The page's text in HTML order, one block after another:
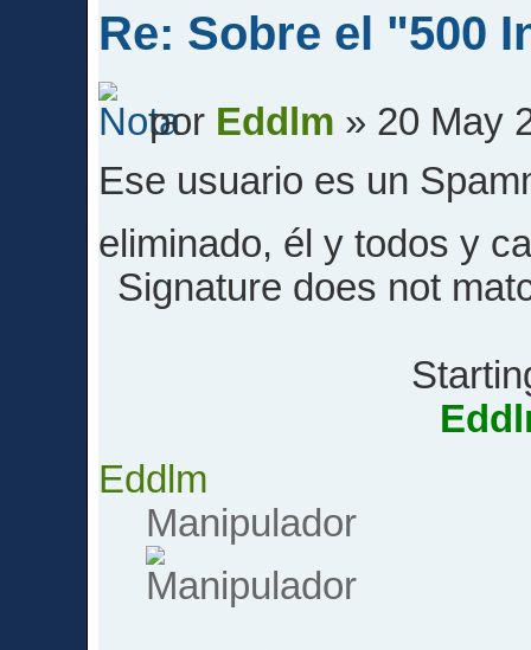
Re: Sobre el "500
por Eddlm » 20 May
Ese usuario es un
eliminado, él y todos y
Signature does not
Eddlm
Manipulador